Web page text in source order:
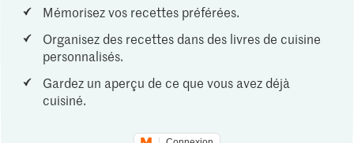
Mémorisez vos recettes préférées.
Organisez des recettes dans des livres de cuisine
personnalisés.
Gardez un aperçu de ce que vous avez déjà
cuisiné.